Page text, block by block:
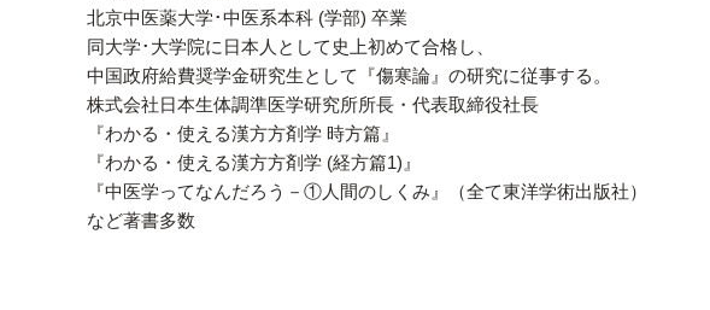
北京中医薬大学･中医系本科 (学部) 卒業
同大学･大学院に日本人として史上初めて合格し、
中国政府給費奨学金研究生として『傷寒論』の研究に従事する。
株式会社日本生体調準医学研究所所長・代表取締役社長
『わかる・使える漢方方剤学 時方篇』
『わかる・使える漢方方剤学 (経方篇1)』
『中医学ってなんだろう－①人間のしくみ』（全て東洋学術出版社）
など著書多数